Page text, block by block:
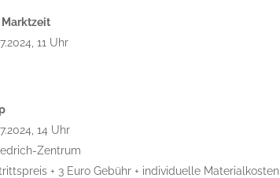
11 Uhr
14 Uhr
Zentrum
+ 3 Euro Gebühr + individuelle Materialkosten